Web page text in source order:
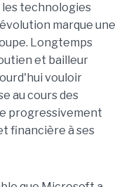
les technologies
marque une
Longtemps
et bailleur
vouloir
au cours des
progressivement
financière à ses